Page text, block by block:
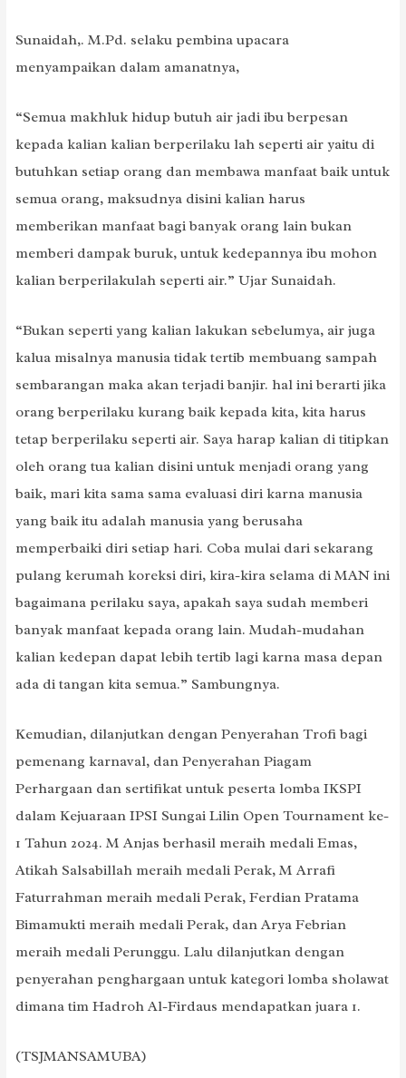
Sunaidah,. M.Pd. selaku pembina upacara
menyampaikan dalam amanatnya,
“Semua makhluk hidup butuh air jadi ibu berpesan
kepada kalian kalian berperilaku lah seperti air yaitu di
butuhkan setiap orang dan membawa manfaat baik untuk
semua orang, maksudnya disini kalian harus
memberikan manfaat bagi banyak orang lain bukan
memberi dampak buruk, untuk kedepannya ibu mohon
kalian berperilakulah seperti air.” Ujar Sunaidah.
“Bukan seperti yang kalian lakukan sebelumya, air juga
kalua misalnya manusia tidak tertib membuang sampah
sembarangan maka akan terjadi banjir. hal ini berarti jika
orang berperilaku kurang baik kepada kita, kita harus
tetap berperilaku seperti air. Saya harap kalian di titipkan
oleh orang tua kalian disini untuk menjadi orang yang
baik, mari kita sama sama evaluasi diri karna manusia
yang baik itu adalah manusia yang berusaha
memperbaiki diri setiap hari. Coba mulai dari sekarang
pulang kerumah koreksi diri, kira-kira selama di MAN ini
bagaimana perilaku saya, apakah saya sudah memberi
banyak manfaat kepada orang lain. Mudah-mudahan
kalian kedepan dapat lebih tertib lagi karna masa depan
ada di tangan kita semua.” Sambungnya.
Kemudian, dilanjutkan dengan Penyerahan Trofi bagi
pemenang karnaval, dan Penyerahan Piagam
Perhargaan dan sertifikat untuk peserta lomba IKSPI
dalam Kejuaraan IPSI Sungai Lilin Open Tournament ke-
1 Tahun 2024. M Anjas berhasil meraih medali Emas,
Atikah Salsabillah meraih medali Perak, M Arrafi
Faturrahman meraih medali Perak, Ferdian Pratama
Bimamukti meraih medali Perak, dan Arya Febrian
meraih medali Perunggu. Lalu dilanjutkan dengan
penyerahan penghargaan untuk kategori lomba sholawat
dimana tim Hadroh Al-Firdaus mendapatkan juara 1.
(TSJMANSAMUBA)